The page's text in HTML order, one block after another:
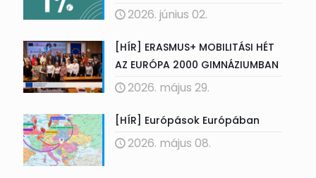
2026. június 02.
[HÍR] ERASMUS+ MOBILITÁSI HÉT
AZ EURÓPA 2000 GIMNÁZIUMBAN
2026. május 29.
[HÍR] Európások Európában
2026. május 08.